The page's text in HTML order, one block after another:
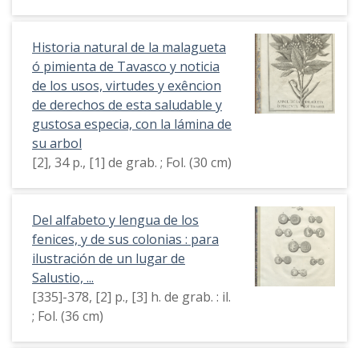
Historia natural de la malagueta
ó pimienta de Tavasco y noticia
de los usos, virtudes y exêncion
de derechos de esta saludable y
gustosa especia, con la lámina de
su arbol
[2], 34 p., [1] de grab. ; Fol. (30 cm)
Del alfabeto y lengua de los
fenices, y de sus colonias : para
ilustración de un lugar de
Salustio, ...
[335]-378, [2] p., [3] h. de grab. : il.
; Fol. (36 cm)